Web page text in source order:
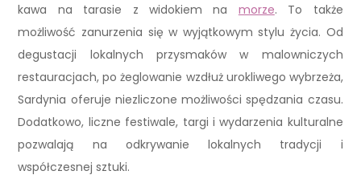
kawa na tarasie z widokiem na morze. To także
możliwość zanurzenia się w wyjątkowym stylu życia. Od
degustacji lokalnych przysmaków w malowniczych
restauracjach, po żeglowanie wzdłuż urokliwego wybrzeża,
Sardynia oferuje niezliczone możliwości spędzania czasu.
Dodatkowo, liczne festiwale, targi i wydarzenia kulturalne
pozwalają na odkrywanie lokalnych tradycji i
współczesnej sztuki.